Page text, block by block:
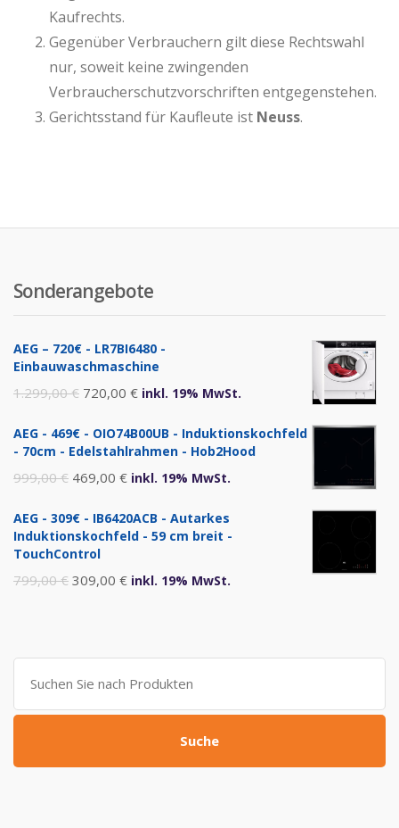
Kaufrechts.
Gegenüber Verbrauchern gilt diese Rechtswahl
nur, soweit keine zwingenden
Verbraucherschutzvorschriften entgegenstehen.
Gerichtsstand für Kaufleute ist Neuss.
Sonderangebote
AEG – 720€ - LR7BI6480 -
Einbauwaschmaschine
1.299,00€ Ursprünglicher
war:
720,00 €Aktueller
ist:
inkl. 19% MwSt.
AEG - 469€ - OIO74B00UB - Induktionskochfeld
- 70cm - Edelstahlrahmen - Hob2Hood
999,00€ Ursprünglicher
war:
999,00 €
469,00 €Aktueller
ist:
inkl. 19% MwSt.
AEG - 309€ - IB6420ACB - Autarkes
Induktionskochfeld - 59 cm breit -
TouchControl
799,00€ Ursprünglicher
799,00 €
309,00 €Aktueller
309,00 €.
inkl. 19% MwSt.
Suche
nach:
Suche